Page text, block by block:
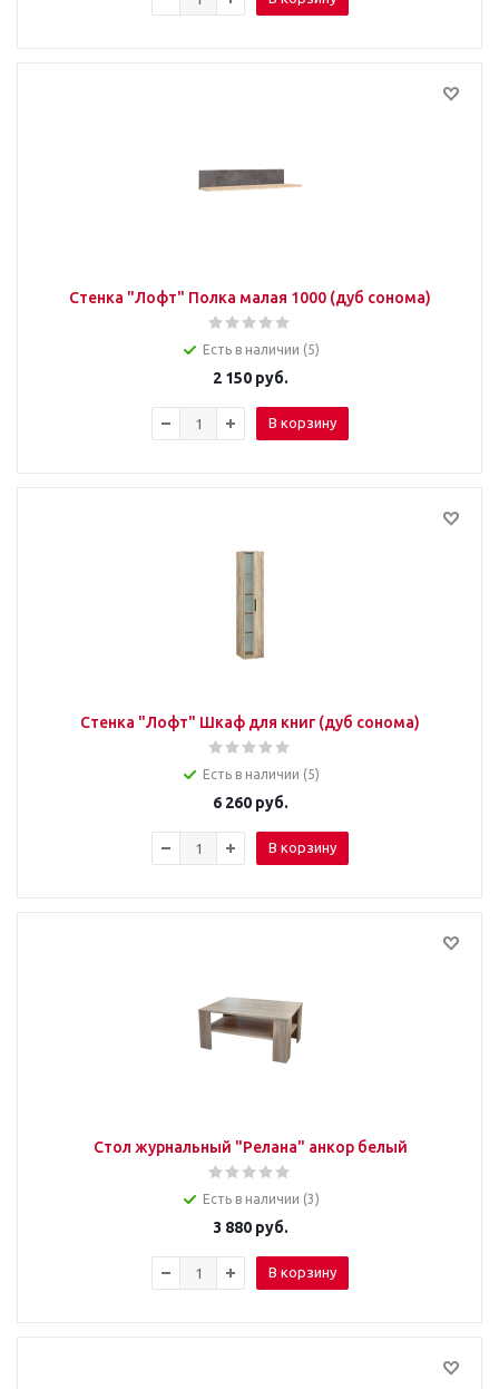
Стенка "Лофт" Полка малая 1000 (дуб сонома)
Есть в наличии (5)
2 150руб.
В корзину
Стенка "Лофт" Шкаф для книг (дуб сонома)
Есть в наличии (5)
6 260руб.
В корзину
Стол журнальный "Релана" анкор белый
Есть в наличии (3)
3 880руб.
В корзину